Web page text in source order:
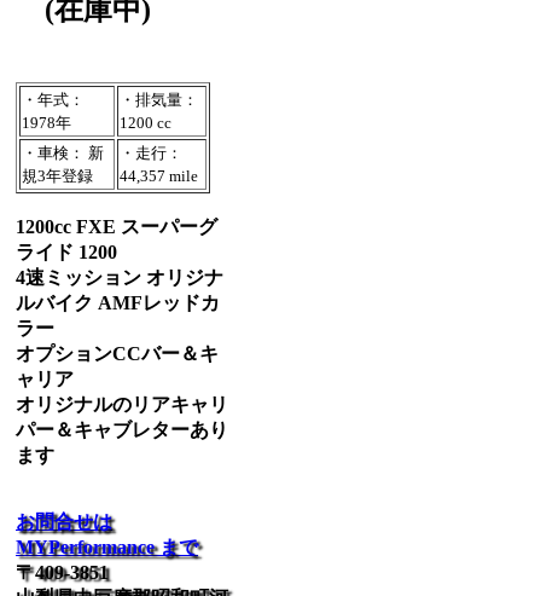
(在庫中)
・年式：
1978年
・排気量：
1200 cc
・車検： 新
規3年登録
・走行：
44,357 mile
1200cc FXE スーパーグ
ライド 1200
4速ミッション オリジナ
ルバイク AMFレッドカ
ラー
オプションCCバー＆キ
ャリア
オリジナルのリアキャリ
パー＆キャブレターあり
ます
お問合せは
MYPerformance まで
〒409-3851